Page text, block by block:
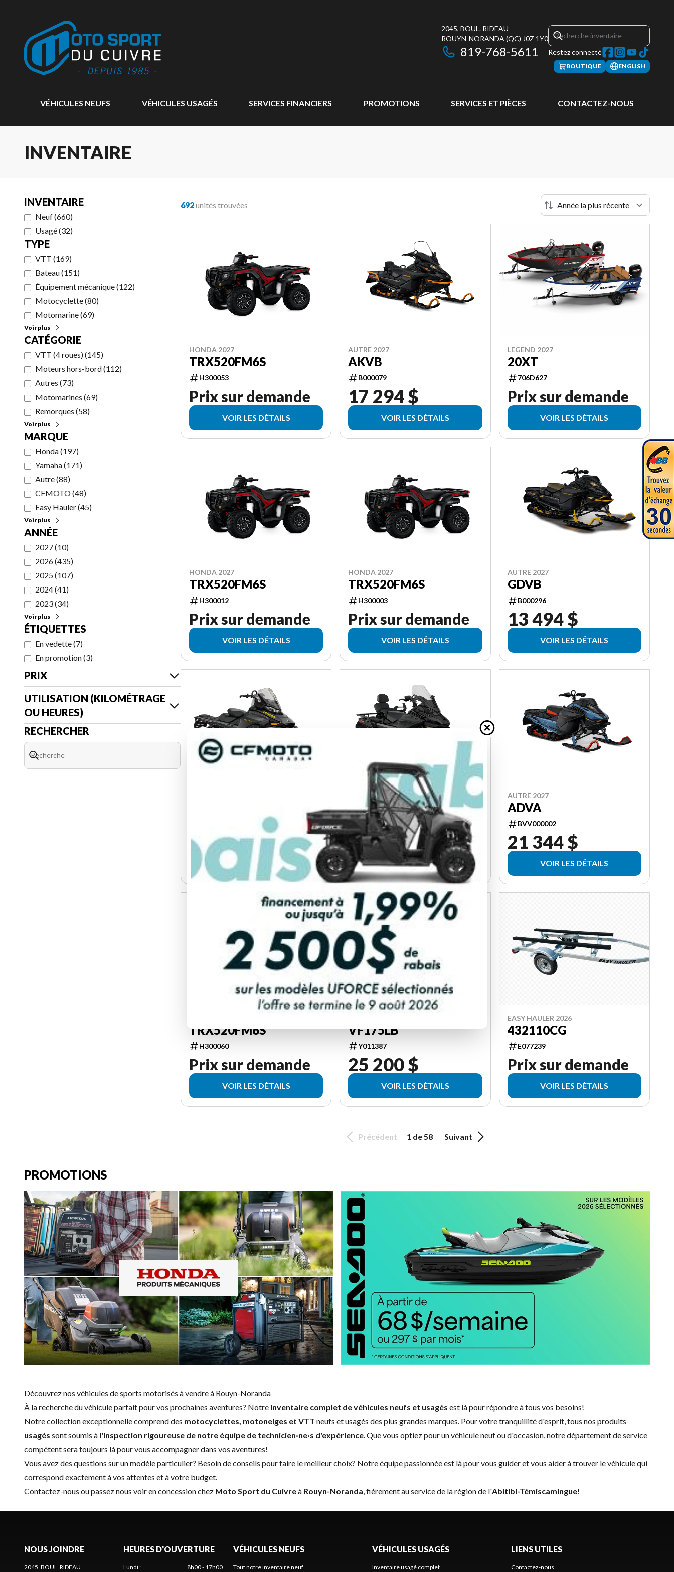
2045, BOUL. RIDEAU
ROUYN-NORANDA (QC) J0Z 1Y0
819-768-5611 Restez connecté
BOUTIQUE ENGLISH
VÉHICULES NEUFS VÉHICULES USAGÉS SERVICES FINANCIERS PROMOTIONS SERVICES ET PIÈCES CONTACTEZ-NOUS
INVENTAIRE
INVENTAIRE
Neuf(660)
Usagé(32)
TYPE
VTT (169)
Bateau(151)
Équipement mécanique(122)
Motocyclette(80)
Motomarine(69)
Voir plus
CATÉGORIE
VTT (4 roues)(145)
Moteurs hors-bord(112)
Autres (73)
Motomarines (69)
Remorques (58)
Voir plus
MARQUE
Honda(197)
Yamaha(171)
Autre(88)
CFMOTO(48)
Easy Hauler(45)
Voir plus
ANNÉE
2027(10)
2026(435)
2025(107)
2024(41)
2023(34)
Voir plus
ÉTIQUETTES
En vedette(7)
En promotion(3)
PRIX
UTILISATION (KILOMÉTRAGE
OU HEURES)
RECHERCHER
692unités trouvées
HONDA 2027
TRX520FM6S
H300053
Prix sur demande
VOIR LES DÉTAILS
AUTRE 2027
AKVB
B000079
17 294 $
VOIR LES DÉTAILS
LEGEND 2027
20XT
706D627
Prix sur demande
VOIR LES DÉTAILS
HONDA 2027
TRX520FM6S
H300012
Prix sur demande
VOIR LES DÉTAILS
HONDA 2027
TRX520FM6S
H300003
Prix sur demande
VOIR LES DÉTAILS
AUTRE 2027
GDVB
B000296
13 494 $
VOIR LES DÉTAILS
15 594 $
VOIR LES DÉTAILS
AUTRE 2027
AAVA
B000445
18 794 $
VOIR LES DÉTAILS
AUTRE 2027
ADVA
BVV000002
21 344 $
VOIR LES DÉTAILS
TRX520FM6S
H300060
Prix sur demande
VOIR LES DÉTAILS
VF175LB
Y011387
25 200 $
VOIR LES DÉTAILS
EASY HAULER 2026
432110CG
E077239
Prix sur demande
VOIR LES DÉTAILS
Précédent 1 de 58 Suivant
PROMOTIONS
Découvrez nos véhicules de sports motorisés à vendre à Rouyn-Noranda
À la recherche du véhicule parfait pour vos prochaines aventures? Notre inventaire complet de véhicules neufs et usagés est là pour répondre à tous vos besoins!
Notre collection exceptionnelle comprend des motocyclettes, motoneiges et VTT neufs et usagés des plus grandes marques. Pour votre tranquillité d'esprit, tous nos produits
usagés sont soumis à l'inspection rigoureuse de notre équipe de technicien·ne·s d'expérience. Que vous optiez pour unvéhicule neufou d'occasion, notredépartement de service
compétent sera toujours là pour vous accompagner dans vos aventures!
Vous avez des questions sur un modèle particulier? Besoin de conseils pour faire le meilleur choix? Notre équipe passionnée est là pour vous guider et vous aider à trouver le véhicule qui
correspond exactement à vos attentes et à votre budget.
Contactez-nous ou passez nous voir en concession chez Moto Sport du Cuivreà Rouyn-Noranda, fièrement au service de la région de l'Abitibi-Témiscamingue!
NOUS JOINDRE
2045, BOUL. RIDEAU
HEURES D'OUVERTURE
Lundi: 8h00 - 17h00
VÉHICULES NEUFS
Tout notre inventaire neuf
VÉHICULES USAGÉS
Inventaire usagé complet
LIENS UTILES
Contactez-nous